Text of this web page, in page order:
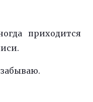
приходится